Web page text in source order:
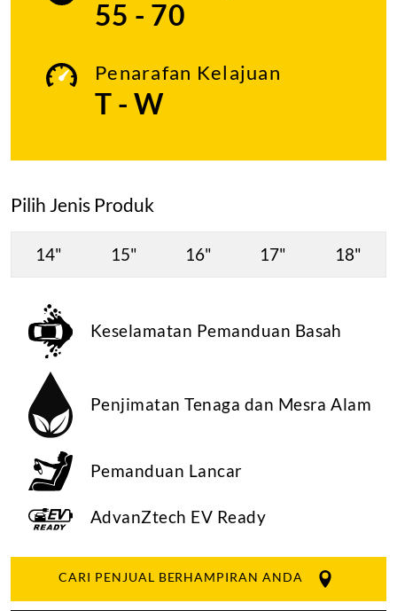
55 - 70
Penarafan Kelajuan
T - W
Pilih Jenis Produk
14" 15" 16" 17" 18"
Keselamatan Pemanduan Basah
Penjimatan Tenaga dan Mesra Alam
Pemanduan Lancar
AdvanZtech EV Ready
CARI PENJUAL BERHAMPIRAN ANDA